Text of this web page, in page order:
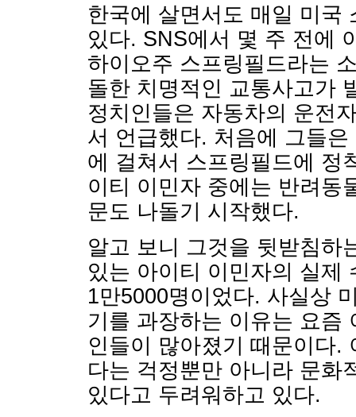
한국에 살면서도 매일 미국
있다. SNS에서 몇 주 전에
하이오주 스프링필드라는
돌한 치명적인 교통사고가
정치인들은 자동차의 운전
서 언급했다. 처음에 그들
에 걸쳐서 스프링필드에 정
이티 이민자 중에는 반려동
문도 나돌기 시작했다.
알고 보니 그것을 뒷받침하
있는 아이티 이민자의 실제
1만5000명이었다. 사실상
기를 과장하는 이유는 요즘
인들이 많아졌기 때문이다.
다는 걱정뿐만 아니라 문화
있다고 두려워하고 있다.